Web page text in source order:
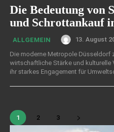
Die Bedeutung von
und Schrottankauf
ALLGEMEIN
13. August
Die moderne Metropole Düsseldorf
wirtschaftliche Stärke und kulturelle
ihr starkes Engagement für
1 2 3